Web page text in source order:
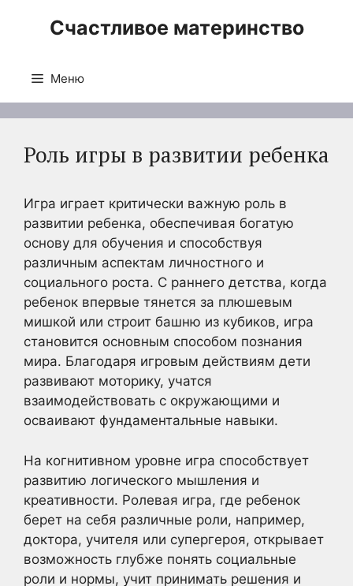
Счастливое материнство
Меню
Роль игры в развитии ребенка
Игра играет критически важную роль в
развитии ребенка, обеспечивая богатую
основу для обучения и способствуя
различным аспектам личностного и
социального роста. С раннего детства, когда
ребенок впервые тянется за плюшевым
мишкой или строит башню из кубиков, игра
становится основным способом познания
мира. Благодаря игровым действиям дети
развивают моторику, учатся
взаимодействовать с окружающими и
осваивают фундаментальные навыки.
На когнитивном уровне игра способствует
развитию логического мышления и
креативности. Ролевая игра, где ребенок
берет на себя различные роли, например,
доктора, учителя или супергероя, открывает
возможность глубже понять социальные
роли и нормы, учит принимать решения и